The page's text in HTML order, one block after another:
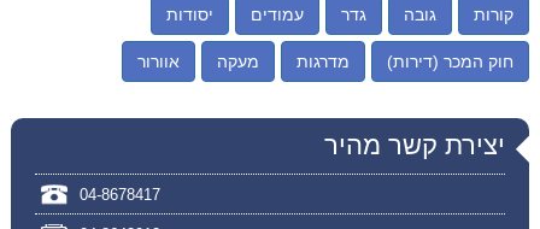
קורות גובה גדר עמודים יסודות
חוק המכר (דירות) מדרגות מעקה אוורור
יצירת קשר מהיר
04-8678417